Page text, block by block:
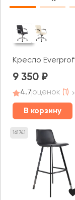
Кресло
9 350
4.7оценок (1)
В корзину
161741